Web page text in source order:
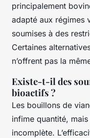
principalement
adapté aux régimes
soumises à des
Certaines
n’offrent pas la
Existe-t-il des
bioactifs ?
Les bouillons de
infime quantité,
incomplète.